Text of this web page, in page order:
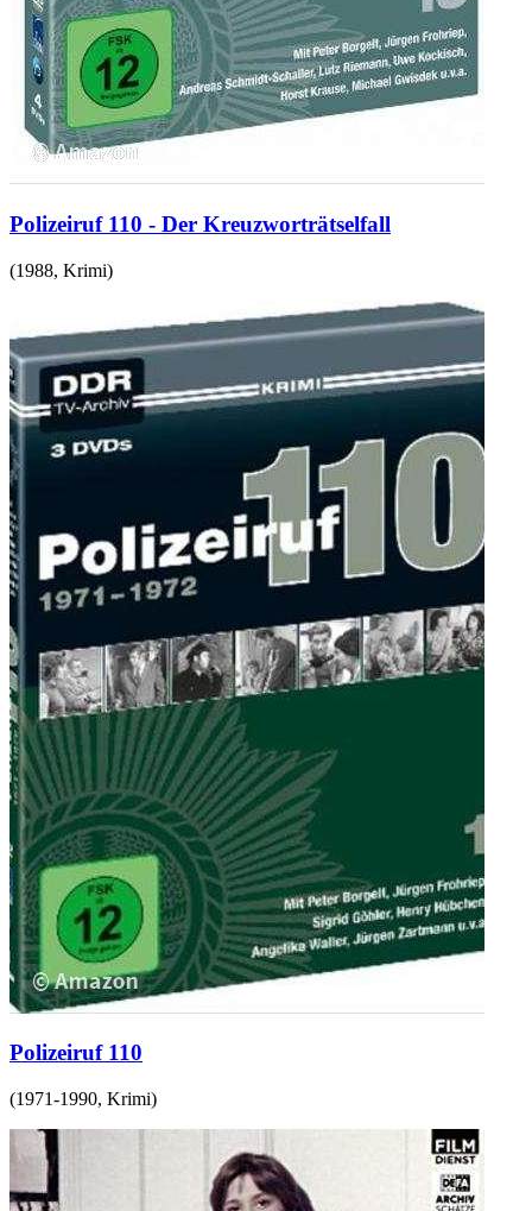
Polizeiruf 110 - Der Kreuzworträtselfall
(1988, Krimi)
Polizeiruf 110
(1971-1990, Krimi)